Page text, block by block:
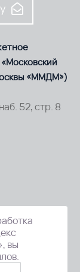
«ММДМ»)
52, стр. 8
вы